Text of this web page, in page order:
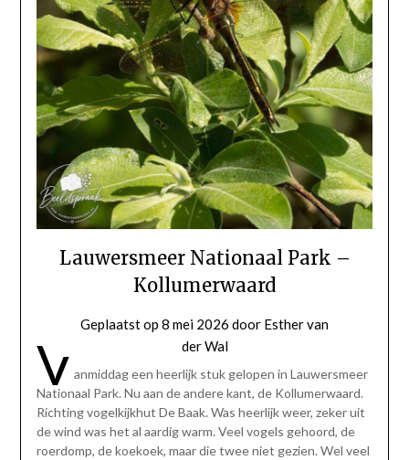
Lauwersmeer Nationaal Park –
Kollumerwaard
Geplaatst op 8 mei 2026 door Esther van
der Wal
V anmiddag een heerlijk stuk gelopen in Lauwersmeer
Nationaal Park. Nu aan de andere kant, de Kollumerwaard.
Richting vogelkijkhut De Baak. Was heerlijk weer, zeker uit
de wind was het al aardig warm. Veel vogels gehoord, de
roerdomp, de koekoek, maar die twee niet gezien. Wel veel